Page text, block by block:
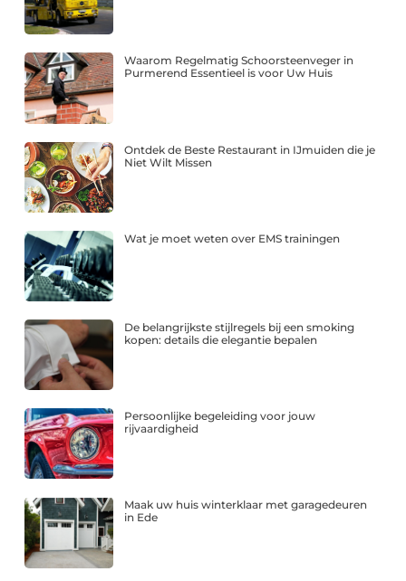
Waarom Regelmatig Schoorsteenveger in
Purmerend Essentieel is voor Uw Huis
Ontdek de Beste Restaurant in IJmuiden die je
Niet Wilt Missen
Wat je moet weten over EMS trainingen
De belangrijkste stijlregels bij een smoking
kopen: details die elegantie bepalen
Persoonlijke begeleiding voor jouw
rijvaardigheid
Maak uw huis winterklaar met garagedeuren
in Ede